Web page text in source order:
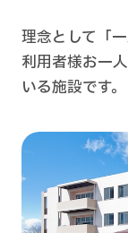
理念として「
利用者様お一
いる施設です。